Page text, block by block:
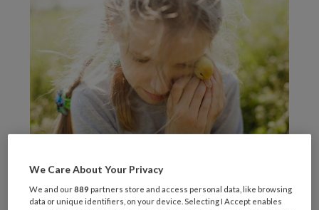
Foto: Yulia Dubyna
Kinderen met een psychische kwetsbaarheid
We Care About Your Privacy
We and our889 partners store and access personal data, like browsing
data or unique identifiers, on your device. Selecting I Accept enables